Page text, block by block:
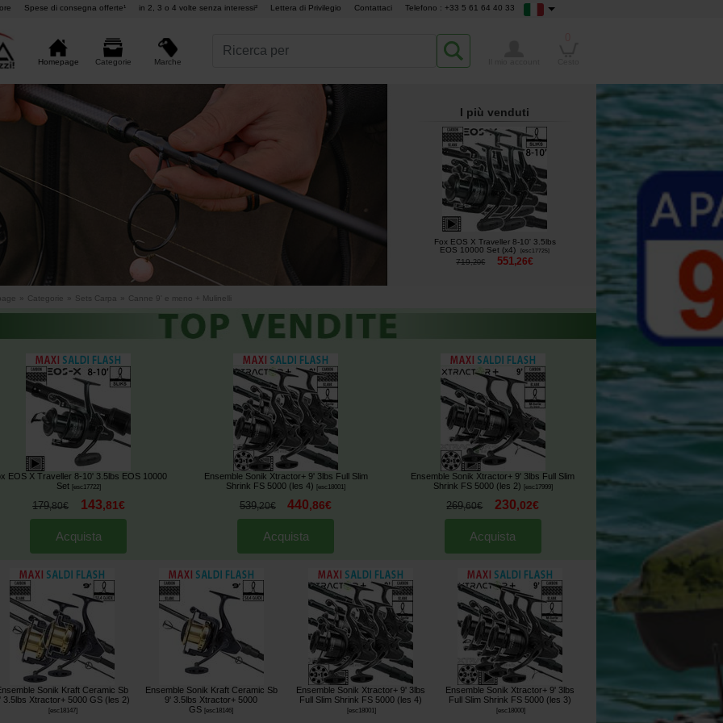
Spese di consegna offerte¹ in 2, 3 o 4 volte senza interessi² Lettera di Privilegio Contattaci Telefono : +33 5 61 64 40 33
Homepage Categorie Marche
I più venduti
Fox EOS X Traveller 8-10' 3.5lbs
EOS 10000 Set (x4)
[esc17725
719,20€ 551,26€
Categorie Sets Carpa Canne 9' e meno + Mulinelli
EOS X Traveller 8-10' 3.5lbs EOS 10000
Set esc17722]
179,80€ 143,81€
Acquista
Ensemble Sonik Xtractor+ 9' 3lbs Full Slim
Shrink FS 5000 (les 4)
[esc18001]
539,20€ 440,86€
Acquista
Ensemble Sonik Xtractor+ 9' 3lbs Full Slim
Shrink FS 5000 (les 2)
esc17999]
269,60€ 230,02€
Acquista
Sonik Kraft Ceramic Sb
3.5lbs Xtractor+ 5000 GS (les 2)
[esc18147]
Ensemble Sonik Kraft Ceramic Sb
9' 3.5lbs Xtractor+ 5000
GS [esc18146]
Ensemble Sonik Xtractor+ 9' 3lbs
Full Slim Shrink FS 5000 (les 4)
[esc18001]
Ensemble Sonik Xtractor+ 9' 3lbs
Full Slim Shrink FS 5000 (les 3)
[esc18000]